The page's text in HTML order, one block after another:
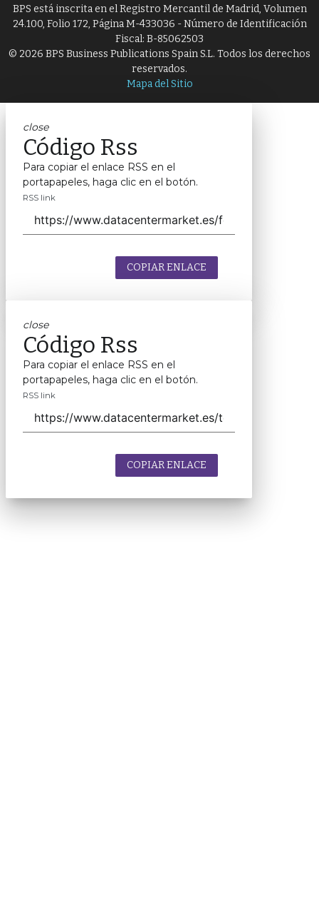
BPS está inscrita en el Registro Mercantil de Madrid, Volumen
24.100, Folio 172, Página M-433036 - Número de Identificación
Fiscal: B-85062503
© 2026 BPS Business Publications Spain S.L. Todos los derechos
reservados.
Mapa del Sitio
close
Código Rss
Para copiar el enlace RSS en el
portapapeles, haga clic en el botón.
RSS link
COPIAR ENLACE
close
Código Rss
Para copiar el enlace RSS en el
portapapeles, haga clic en el botón.
RSS link
COPIAR ENLACE